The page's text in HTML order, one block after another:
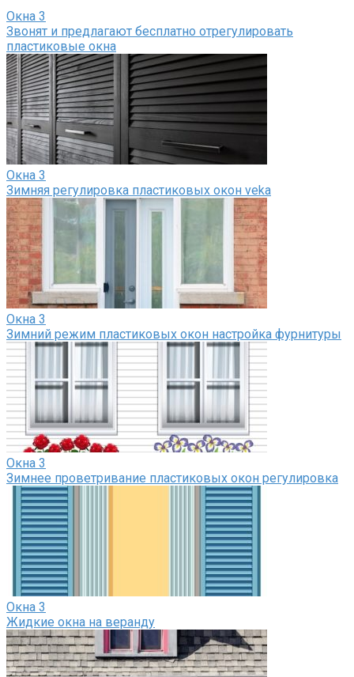
Окна 3
Звонят и предлагают бесплатно отрегулировать
пластиковые окна
Окна 3
Зимняя регулировка пластиковых окон veka
Окна 3
Зимний режим пластиковых окон настройка фурнитуры
Окна 3
Зимнее проветривание пластиковых окон регулировка
Окна 3
Жидкие окна на веранду